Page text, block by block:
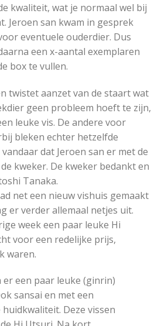
kwaliteit, wat je normaal wel bij
Jeroen san kwam in gesprek
eventuele ouderdier. Dus
een x-aantal exemplaren
box te vullen.
twistet aanzet van de staart wat
geen probleem hoeft te zijn,
leuke vis. De andere voor
bleken echter hetzelfde
dat Jeroen san er met de
kweker. De kweker bedankt en
Tanaka.
net een nieuw vishuis gemaakt
er verder allemaal netjes uit.
week een paar leuke Hi
voor een redelijke prijs,
waren.
een paar leuke (ginrin)
sansai en met een
Deze vissen